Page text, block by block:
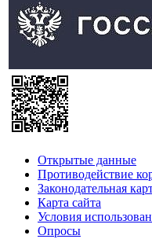
Открытые данные
Противодействие
Законодательная
Карта сайта
Условия
Опросы